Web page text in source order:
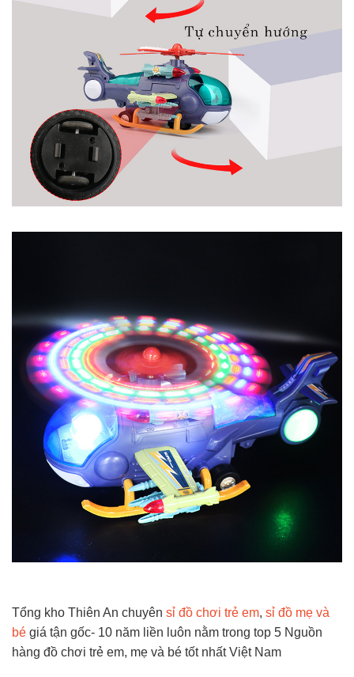
Tổng kho Thiên An chuyên sỉ đồ chơi trẻ em, sỉ đồ mẹ và
bé giá tận gốc- 10 năm liền luôn nằm trong top 5 Nguồn
hàng đồ chơi trẻ em, mẹ và bé tốt nhất Việt Nam